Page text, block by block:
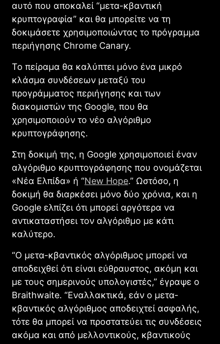
αυτό που αποκαλεί “μετα-κβαντική
κρυπτογραφία” και θα μπορείτε να τη
δοκιμάσετε χρησιμοποιώντας το πρόγραμμα
περιήγησης Chrome Canary.
Το πείραμα θα καλύπτει μόνο ένα μικρό
κλάσμα συνδέσεων μεταξύ του
προγράμματος περιήγησης και των
διακομιστών της Google, που θα
χρησιμοποιούν το νέο αλγόριθμο
κρυπτογράφησης.
Στη δοκιμή της, η Goοgle χρησιμοποιεί έναν
αλγόριθμο κρυπτογράφησης που ονομάζεται
«Νέα Ελπίδα» ή “New Hope.” Ωστόσο, η
δοκιμή θα διαρκέσει μόνο δύο χρόνια, και η
Google ελπίζει ότι μπορεί αργότερα να
αντικαταστήσει τον αλγόριθμο με κάτι
καλύτερο.
“Ο μετα-κβαντικός αλγόριθμος μπορεί να
αποδειχθεί ότι είναι εύθραυστος, ακόμη και
με τους σημερινούς υπολογιστές,” έγραψε ο
Braithwaite. “Εναλλακτικά, εάν ο μετα-
κβαντικός αλγόριθμος αποδειχτεί ασφαλής,
τότε θα μπορεί να προστατεύει τις συνδέσεις
ακόμα και από μελλοντικούς, κβαντικούς